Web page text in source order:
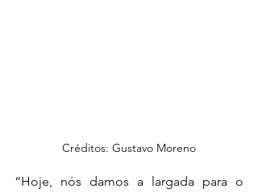
Créditos: Gustavo Moreno
“Hoje, nós damos a largada para o